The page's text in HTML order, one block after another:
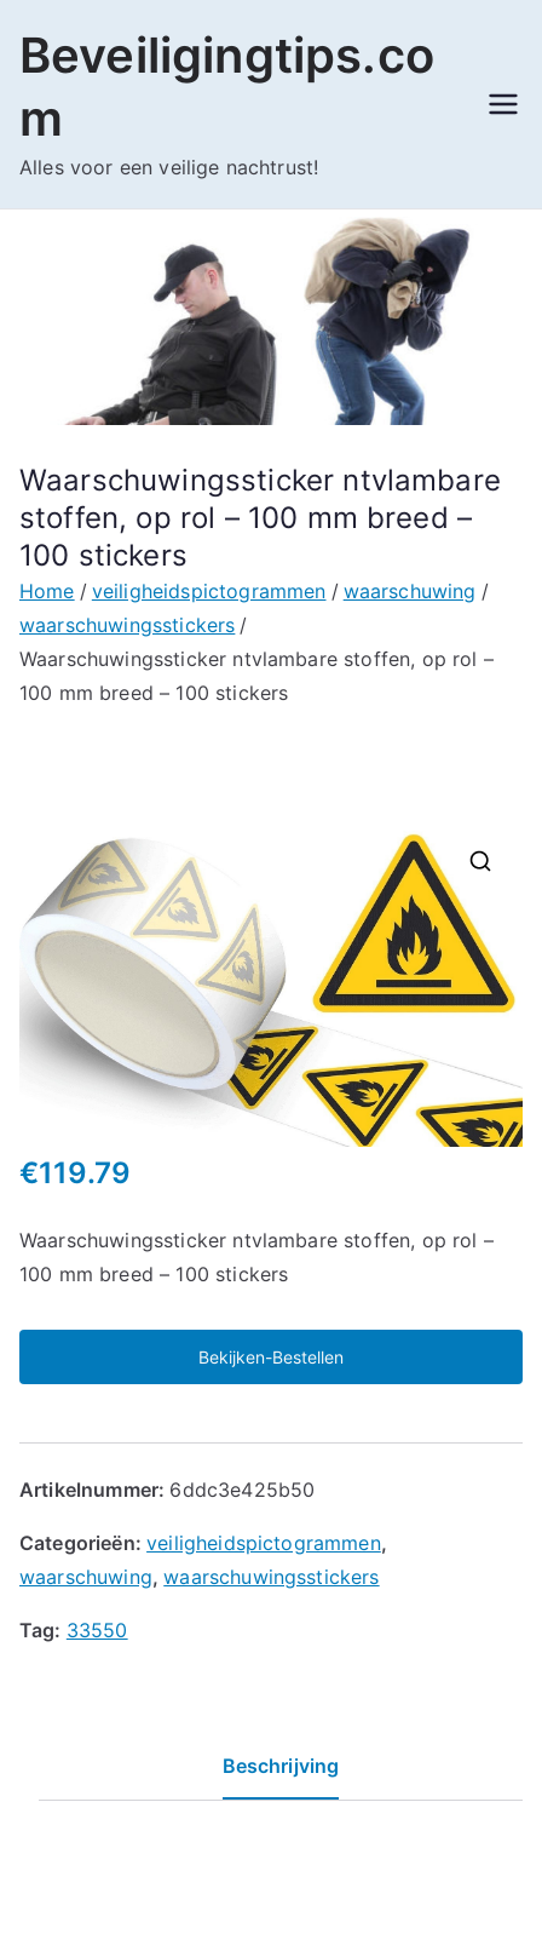
naar
inhoud
Beveiligingtips.co
m
Alles voor een veilige nachtrust!
Waarschuwingssticker ntvlambare
stoffen, op rol – 100 mm breed –
100 stickers
Home veiligheidspictogrammen
waarschuwing
waarschuwingsstickers
Waarschuwingssticker ntvlambare stoffen, op rol –
100 mm breed – 100 stickers
🔍
€119.79
Waarschuwingssticker ntvlambare stoffen, op rol –
100 mm breed – 100 stickers
Bekijken-Bestellen
Artikelnummer: 6ddc3e425b50
Categorieën:veiligheidspictogrammen,
waarschuwing,waarschuwingsstickers
Tag: 33550
Beschrijving